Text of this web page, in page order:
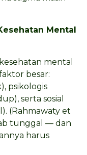
Mental
mental
besar:
psikologis
serta sosial
(Rahmawaty et
tunggal — dan
harus